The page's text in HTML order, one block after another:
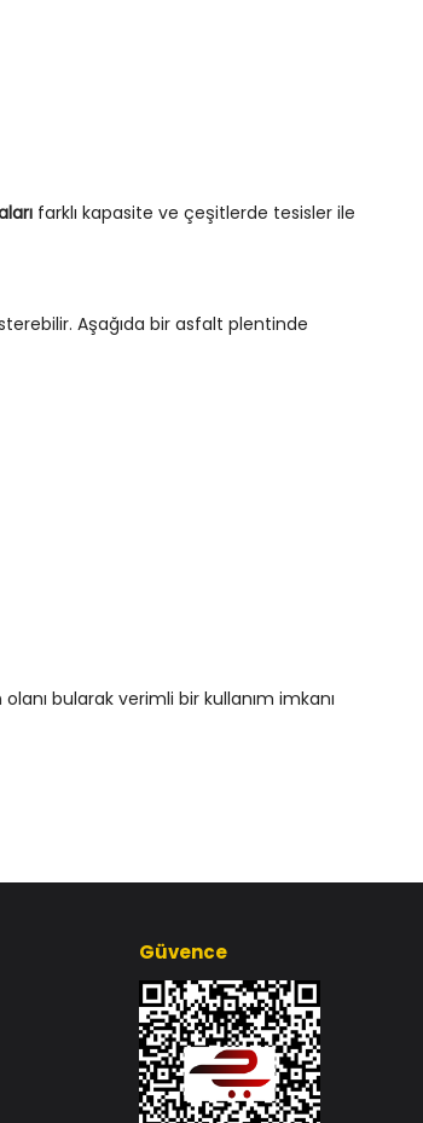
farklı kapasite ve çeşitlerde tesisler ile
Aşağıda bir asfalt plentinde
bularak verimli bir kullanım imkanı
Güvence